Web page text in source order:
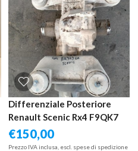
Differenziale Posteriore
Renault Scenic Rx4 F9QK7
2001
€150,00
Prezzo IVA inclusa, escl. spese di spedizione